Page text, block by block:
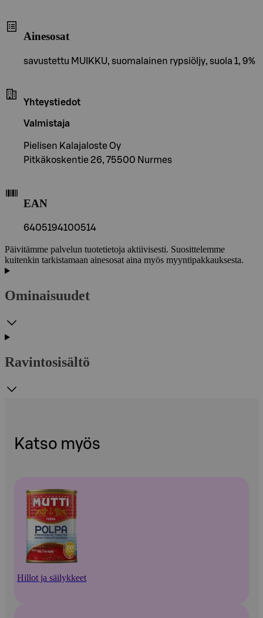
Ainesosat
savustettu MUIKKU, suomalainen rypsiöljy, suola 1, 9%
Yhteystiedot
Valmistaja
Pielisen Kalajaloste Oy
Pitkäkoskentie 26, 75500 Nurmes
EAN
6405194100514
Päivitämme palvelun tuotetietoja aktiivisesti. Suosittelemme
kuitenkin tarkistamaan ainesosat aina myös myyntipakkauksesta.
Ominaisuudet
Ravintosisältö
Katso myös
Hillot ja säilykkeet